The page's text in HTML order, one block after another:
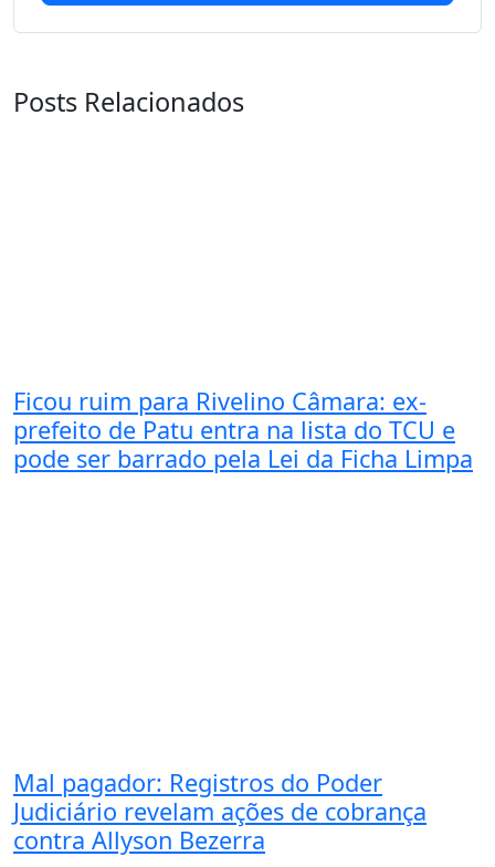
Posts Relacionados
Ficou ruim para Rivelino Câmara: ex-
prefeito de Patu entra na lista do TCU e
pode ser barrado pela Lei da Ficha Limpa
Mal pagador: Registros do Poder
Judiciário revelam ações de cobrança
contra Allyson Bezerra